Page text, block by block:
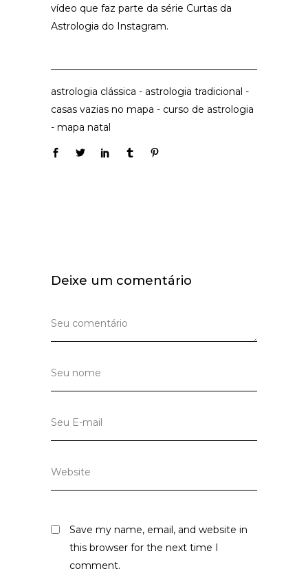
vídeo que faz parte da série Curtas da
Astrologia do Instagram.
astrologia clássica - astrologia tradicional -
casas vazias no mapa - curso de astrologia
- mapa natal
Deixe um comentário
Save my name, email, and website in
this browser for the next time I
comment.